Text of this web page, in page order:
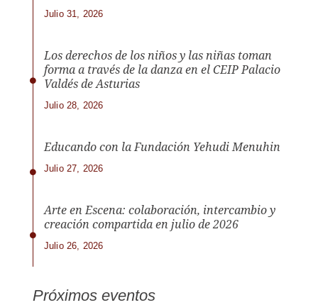
Julio 31, 2026
Los derechos de los niños y las niñas toman
forma a través de la danza en el CEIP Palacio
Valdés de Asturias
Julio 28, 2026
Educando con la Fundación Yehudi Menuhin
Julio 27, 2026
Arte en Escena: colaboración, intercambio y
creación compartida en julio de 2026
Julio 26, 2026
Próximos eventos